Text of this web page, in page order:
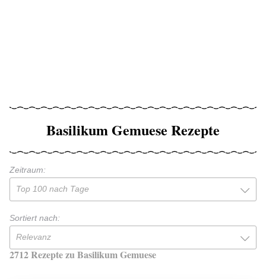
Basilikum Gemuese Rezepte
Zeitraum:
Top 100 nach Tage
Sortiert nach:
Relevanz
2712 Rezepte zu Basilikum Gemuese